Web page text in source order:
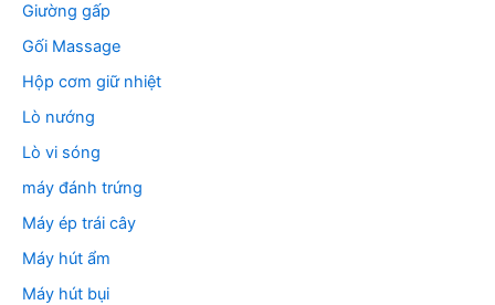
Giường gấp
Gối Massage
Hộp cơm giữ nhiệt
Lò nướng
Lò vi sóng
máy đánh trứng
Máy ép trái cây
Máy hút ẩm
Máy hút bụi